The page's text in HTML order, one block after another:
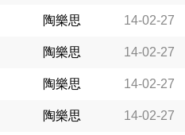
陶樂思 14-02-27
陶樂思 14-02-27
陶樂思 14-02-27
陶樂思 14-02-27